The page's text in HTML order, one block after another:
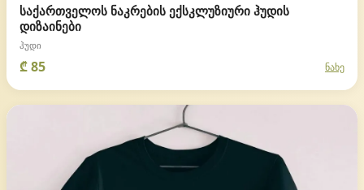
საქართველოს ნაკრების ექსკლუზიური ჰუდის
დიზაინები
ჰუდი
₾ 85 ნახე